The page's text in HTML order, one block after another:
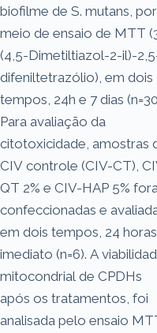
biofilme de S. mutans, por
meio de ensaio de MTT
(4,5-Dimetiltiazol-2-il)-
difeniltetrazólio), em dois
tempos, 24h e 7 dias
Para avaliação da
citotoxicidade, amostras
CIV controle (CIV-CT),
QT 2% e CIV-HAP 5%
confeccionadas e
em dois tempos, 24
imediato (n=6). A
mitocondrial de CPDHs
após os tratamentos, foi
analisada pelo ensaio